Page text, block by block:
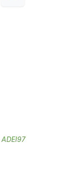
ADEI97